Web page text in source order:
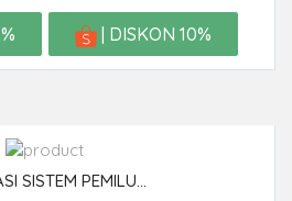
| DISKON 10%
SISTEM PEMILU...